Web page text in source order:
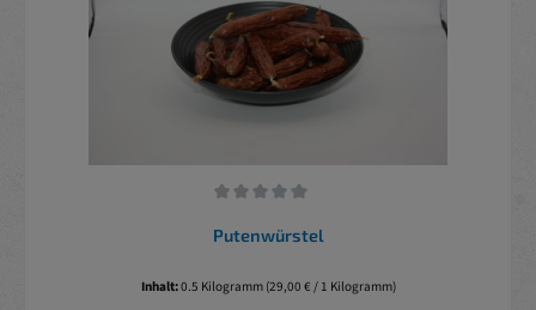
Putenwürstel
Inhalt:0.5 Kilogramm (29,00 € / 1 Kilogramm)